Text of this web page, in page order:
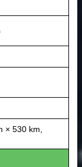
× 530 km,